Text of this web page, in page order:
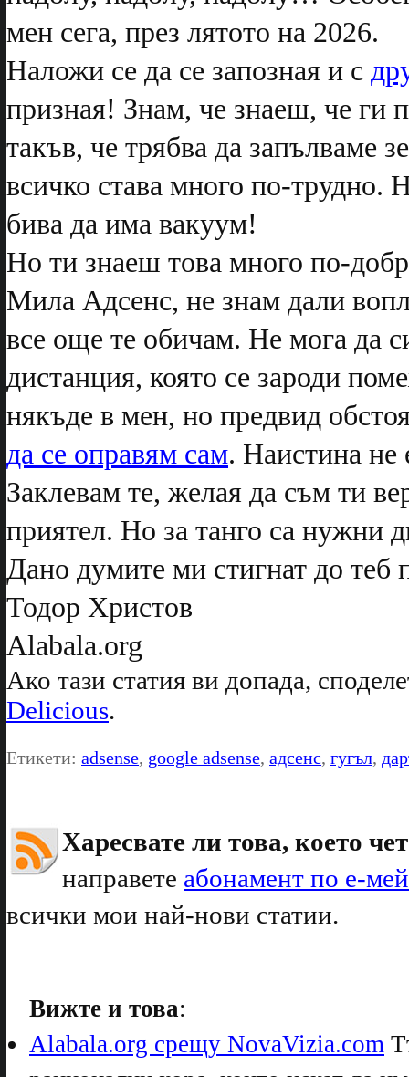
мен сега, през лятото на 2026.
Наложи се да се запозная и с
призная! Знам, че знаеш, че ги
такъв, че трябва да запълваме
всичко става много по-трудно.
бива да има вакуум!
Но ти знаеш това много по-
Мила Адсенс, не знам дали
все още те обичам. Не мога да
дистанция, която се зароди
някъде в мен, но предвид
да се оправям сам. Наистина не
Заклевам те, желая да съм ти
приятел. Но за танго са нужни
Дано думите ми стигнат до теб
Тодор Христов
Alabala.org
Ако тази статия ви допада,
Delicious.
Етикети: adsense, google adsense, адсенс, гугъл,
Харесвате ли това, което
направете абонамент по е-
всички мои най-нови статии.
Вижте и това:
Alabala.org срещу NovaVizia.com